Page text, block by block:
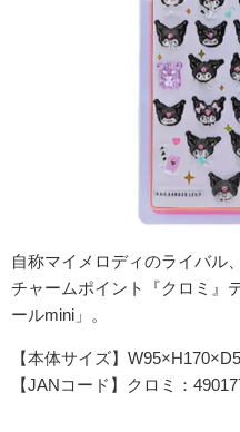
自称マイメロディのライバル
チャームポイント『クロミ』
ールmini」。
【本体サイズ】
【JANコード】クロミ：